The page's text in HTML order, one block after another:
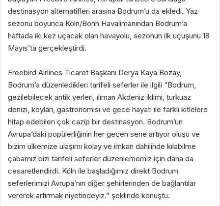
destinasyon alternatifleri arasına Bodrum’u da ekledi. Yaz
sezonu boyunca Köln/Bonn Havalimanından Bodrum’a
haftada iki kez uçacak olan havayolu, sezonun ilk uçuşunu 18
Mayıs’ta gerçekleştirdi.
Freebird Airlines Ticaret Başkanı Derya Kaya Bozay,
Bodrum’a düzenledikleri tarifeli seferler ile ilgili “Bodrum,
gezilebilecek antik yerleri, ılıman Akdeniz iklimi, turkuaz
denizi, koyları, gastronomisi ve gece hayatı ile farklı kitlelere
hitap edebilen çok cazip bir destinasyon. Bodrum’un
Avrupa’daki popülerliğinin her geçen sene artıyor oluşu ve
bizim ülkemize ulaşımı kolay ve imkan dahilinde kılabilme
çabamız bizi tarifeli seferler düzenlememiz için daha da
cesaretlendirdi. Köln ile başladığımız direkt Bodrum
seferlerimizi Avrupa’nın diğer şehirlerinden de bağlantılar
vererek artırmak niyetindeyiz.” şeklinde konuştu.